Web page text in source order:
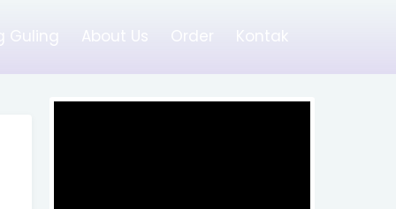
Guling About Us Order Kontak